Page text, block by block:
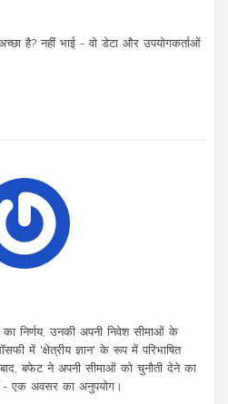
है? नहीं भाई - वो डेटा और उपयोगकर्ताओं
निर्णय, उनकी अपनी निवेश सीमाओं के
में 'क्षेत्रीय ज्ञान' के रूप में परिभाषित
बफेट ने अपनी सीमाओं को चुनौती देने का
- एक अवसर का अनुपयोग।